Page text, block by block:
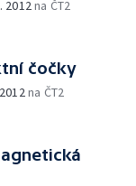
2012na ČT2
čočky
na ČT2